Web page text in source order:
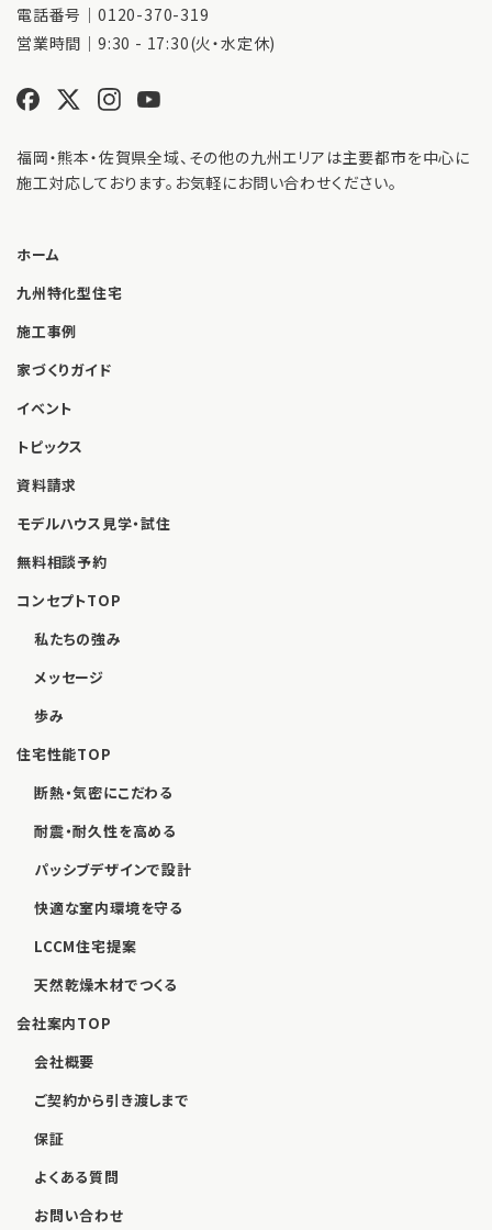
電話番号｜ 0120-370-319
営業時間｜9:30 - 17:30(火・水定休)
福岡・熊本・佐賀県全域、その他の九州エリアは主要都市を中心に
施工対応しております。お気軽にお問い合わせください。
ホーム
九州特化型住宅
施工事例
家づくりガイド
イベント
トピックス
資料請求
モデルハウス見学・試住
無料相談予約
コンセプトTOP
私たちの強み
メッセージ
歩み
住宅性能TOP
断熱・気密にこだわる
耐震・耐久性を高める
パッシブデザインで設計
快適な室内環境を守る
LCCM住宅提案
天然乾燥木材でつくる
会社案内TOP
会社概要
ご契約から引き渡しまで
保証
よくある質問
お問い合わせ